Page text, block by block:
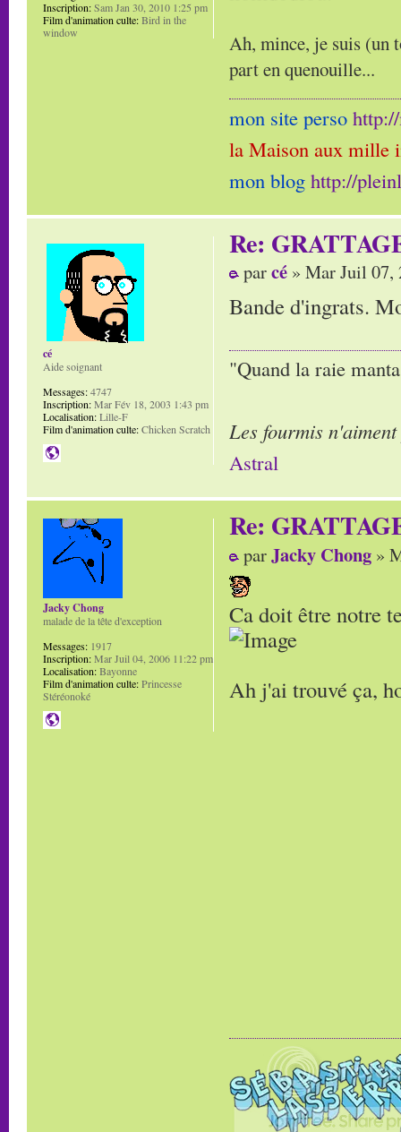
Ah, mince, je suis (un
part en quenouille...
mon site perso
la Maison aux mille
mon blog http://
Inscription:Sam Jan 30, 2010 1:25 pm
Film d'animation culte:Bird in the
window
Re:
parcé » Mar Juil 07,
Bande d'ingrats.
"Quand la raie
Les fourmis
Astral
cé
Aide soignant
Messages:4747
Inscription:Mar Fév 18, 2003 1:43 pm
Localisation:Lille-F
Film d'animation culte:Chicken Scratch
Re:
parJacky Chong »
Ca doit être notre
Ah j'ai trouvé ça,
Jacky Chong
malade de la tête d'exception
Messages: 1917
Inscription:Mar Juil 04, 2006 11:22 pm
Localisation:Bayonne
Film d'animation culte:Princesse
Stéréonoké